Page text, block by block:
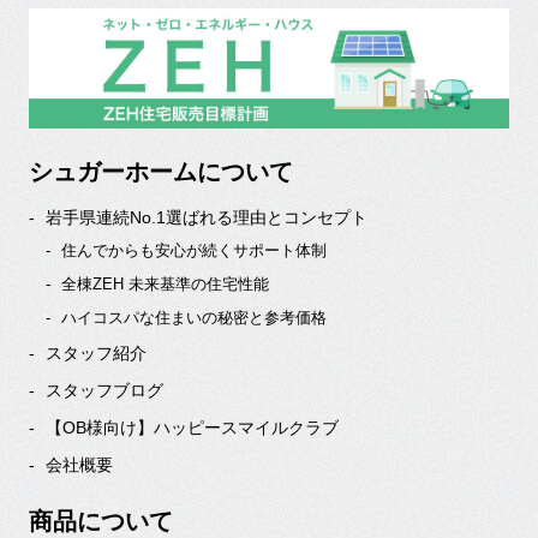
シュガーホームについて
岩手県連続No.1選ばれる理由とコンセプト
住んでからも安心が続くサポート体制
全棟ZEH 未来基準の住宅性能
ハイコスパな住まいの秘密と参考価格
スタッフ紹介
スタッフブログ
【OB様向け】ハッピースマイルクラブ
会社概要
商品について